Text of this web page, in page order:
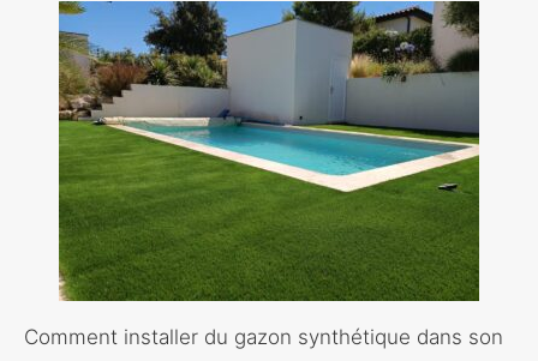
Comment installer du gazon synthétique dans son